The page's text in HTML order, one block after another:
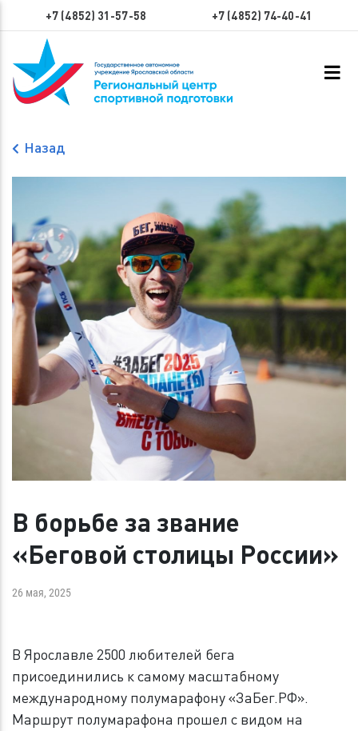
+7 (4852) 31-57-58 +7 (4852) 74-40-41
Назад
В борьбе за звание
«Беговой столицы России»
26 мая, 2025
В Ярославле 2500 любителей бега
присоединились к самому масштабному
международному полумарафону «ЗаБег.РФ».
Маршрут полумарафона прошел с видом на